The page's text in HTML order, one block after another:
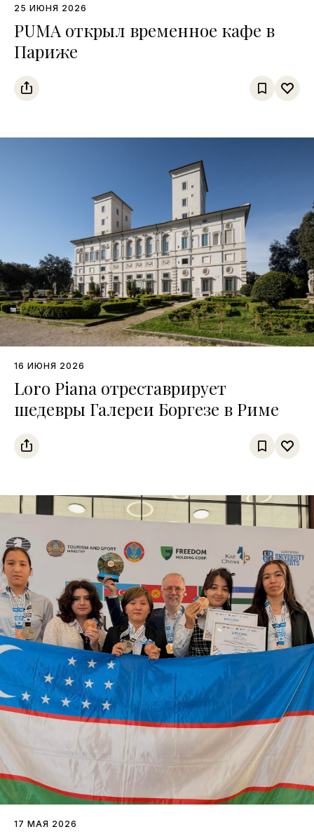
25 ИЮНЯ 2026
PUMA открыл временное кафе в
Париже
16 ИЮНЯ 2026
Loro Piana отреставрирует
шедевры Галереи Боргезе в Риме
17 МАЯ 2026